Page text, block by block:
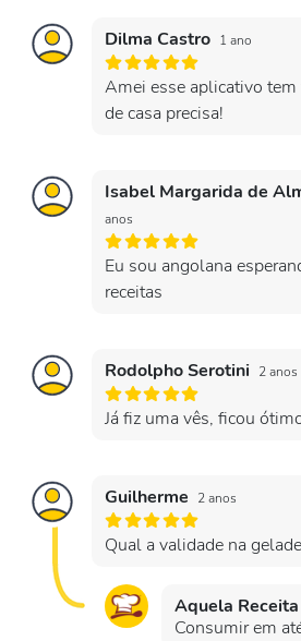
Dilma Castro 1 ano
Amei esse aplicativo
de casa precisa!
Isabel Margarida de
anos
Eu sou angolana
receitas
Rodolpho Serotini 2 anos
Já fiz uma vês, ficou
Guilherme 2 anos
Qual a validade na
Aquela Receita
Consumir em